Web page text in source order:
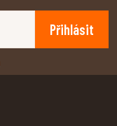
Přihlásit